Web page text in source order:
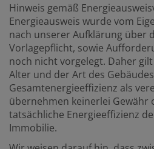
Hinweis gemäß
Energieausweis wurde vom
nach unserer Aufklärung über
Vorlagepflicht, sowie
noch nicht vorgelegt. Daher
Alter und der Art des
Gesamtenergieeffizienz als
übernehmen keinerlei Gewähr
tatsächliche Energieeffizienz
Immobilie.